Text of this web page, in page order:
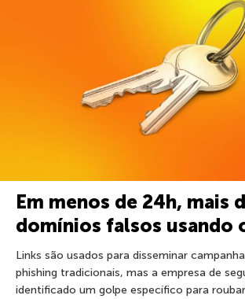
Em menos de 24h, mais
domínios falsos usando
Links são usados para disseminar
phishing tradicionais, mas a empresa de
identificado um golpe específico para